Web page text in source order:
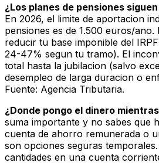
¿Los planes de pensiones
En 2026, el limite de aportacion
pensiones es de 1.500 euros/ano.
reducir tu base imponible del
24-47% segun tu tramo). El
total hasta la jubilacion (salvo
desempleo de larga duracion o
Fuente: Agencia Tributaria.
¿Donde pongo el dinero
suma importante y no sabes que
cuenta de ahorro remunerada o
son opciones seguras
cantidades en una cuenta